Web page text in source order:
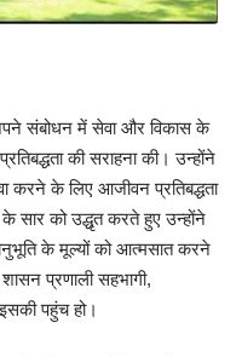
संबोधन में सेवा और विकास के
की सराहना की। उन्होंने
करने के लिए आजीवन प्रतिबद्धता
को उद्धृत करते हुए उन्होंने
के मूल्यों को आत्मसात करने
प्रणाली सहभागी,
पहुंच हो।